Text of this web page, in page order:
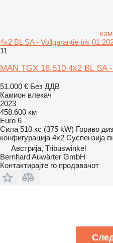
4x2 BL SA - Vollgarantie bis
11
MAN TGX 18.510 4x2 BL SA
51.000 € Без ДДВ
Камион влекач
2023
458.600 км
Euro 6
Сила 510 кс (375 kW) Гориво
конфигурација 4x2 Суспензија
Австрија, Tribuswinkel
Bernhard Auwärter GmbH
Контактирајте го продавачот